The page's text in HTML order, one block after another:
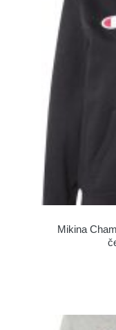
Mikina